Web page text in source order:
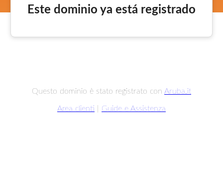
Este dominio ya está registrado
Questo dominio è stato registrato con Aruba.it
Area clienti Guide e Assistenza